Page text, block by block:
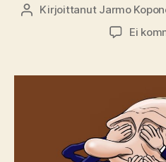
Kirjoittaja
Kirjoittanut Jarmo
Ei